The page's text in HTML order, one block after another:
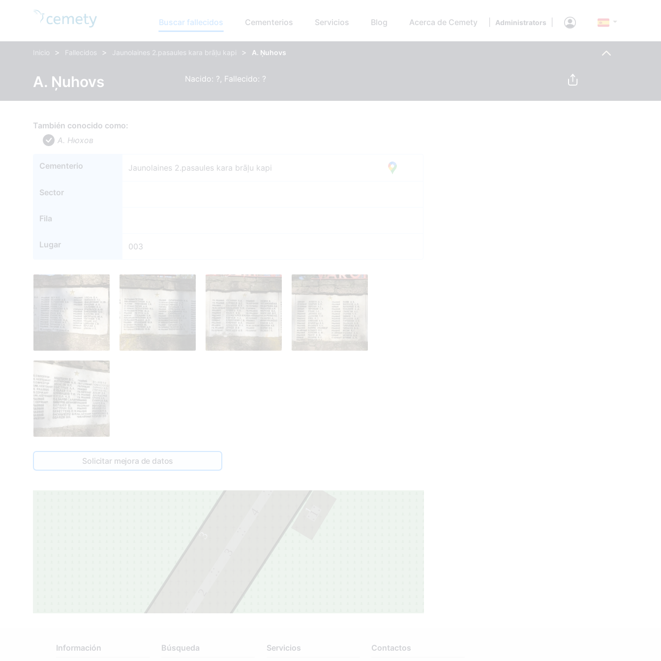
Buscar fallecidos Cementerios Servicios Blog Acerca de Cemety Administrators
Inicio > Fallecidos > Jaunolaines 2.pasaules kara brāļu kapi > A. Ņuhovs
A. Ņuhovs Nacido: ?, Fallecido: ?
También conocido como:
A. Нюхов
Cementerio Jaunolaines 2.pasaules kara brāļu kapi
Sector
Fila
Lugar 003
Solicitar mejora de datos
3
Información Búsqueda Servicios Contactos